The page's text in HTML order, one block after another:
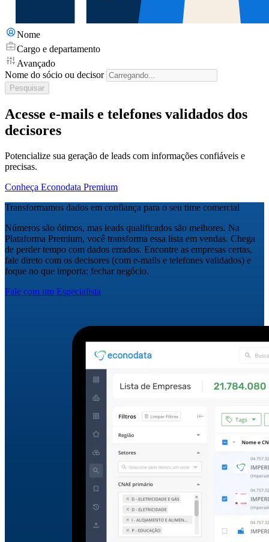
Nome
Cargo e departamento
Avançado
Nome do sócio ou decisor
Pesquisar
Acesse e-mails e telefones validados dos
decisores
Potencialize sua geração de leads com informações confiáveis e
precisas.
Conheça Econodata Premium
Transformamos dados em confiança para o seu time comercial
Números são ótimos, mas leads qualificados são melhores. Na
Plataforma Premium, você transforma essa lista em vendas. Chega
de perder tempo com dados errados. Encontre as empresas certas,
fale direto com os decisores (com e-mails e telefones validados) e
foque no que importa: fechar negócio.
Fale com um Especialista